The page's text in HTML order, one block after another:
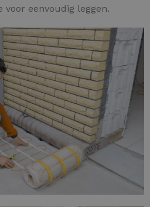
voor eenvoudig leggen.